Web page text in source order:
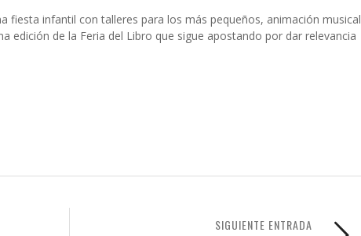
fiesta infantil con talleres para los más pequeños, animación musical
edición de la Feria del Libro que sigue apostando por dar relevancia
SIGUIENTE ENTRADA